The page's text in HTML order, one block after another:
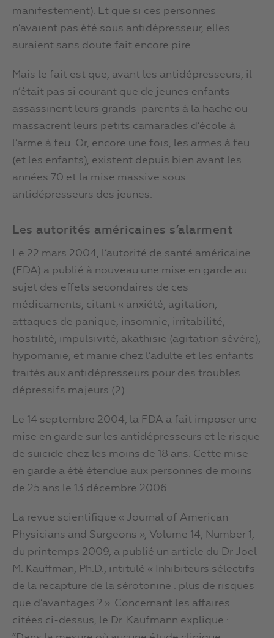
manifestement). Et que si ces personnes
n’avaient pas été sous antidépresseur, elles
auraient sans doute fait encore pire.
Mais le fait est que, avant les antidépresseurs, il
n’était pas si courant que de jeunes enfants
assassinent leurs grands-parents à la hache ou
massacrent leurs petits camarades d’école à
l’arme à feu. Or, encore une fois, les armes à feu
(et les enfants), existent depuis bien avant les
années 70 et la mise massive sous
antidépresseurs des jeunes.
Les autorités américaines s’alarment
Le 22 mars 2004, l’autorité de santé américaine
(FDA) a publié à nouveau une mise en garde au
sujet des effets secondaires de ces
médicaments, citant « anxiété, agitation,
attaques de panique, insomnie, irritabilité,
hostilité, impulsivité, akathisie (agitation sévère),
hypomanie, et manie chez l’adulte et les enfants
traités aux antidépresseurs pour des troubles
dépressifs majeurs (2)
Le 14 septembre 2004, la FDA a fait imposer une
mise en garde sur les antidépresseurs et le risque
de suicide chez les moins de 18 ans. Cette mise
en garde a été étendue aux personnes de moins
de 25 ans le 13 décembre 2006.
La revue scientifique « Journal of American
Physicians and Surgeons », Volume 14, Number 1,
du printemps 2009, a publié un article du Dr Joel
M. Kauffman, Ph.D., intitulé « Inhibiteurs sélectifs
de la recapture de la sérotonine : plus de risques
que d’avantages ? ». Concernant les affaires
citées ci-dessus, le Dr. Kaufmann explique :